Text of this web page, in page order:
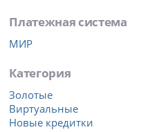
Платежная система
МИР
Категория
Золотые
Виртуальные
Новые кредитки